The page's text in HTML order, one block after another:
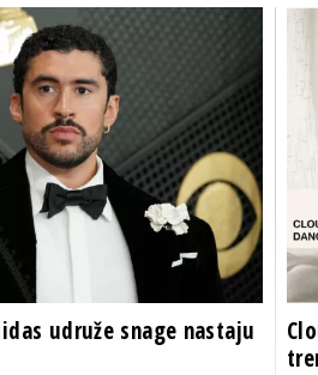
udruže snage nastaju